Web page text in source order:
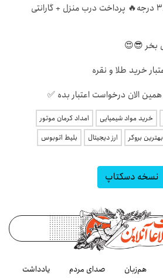
🔥دوربین لامپی چرخشی 360 درجه🔥 پرداخت درب منزل + گارانتی
خرید مواد شیمیایی
امداد کرمان موتور
بهترین بروکر ارز دیجیتال بلیط اتوبوس
نسخه دسکتاپ
هم‌زبان صدای مردم یادداشت